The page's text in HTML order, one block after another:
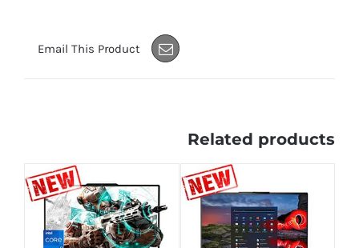
Email This Product
Related products